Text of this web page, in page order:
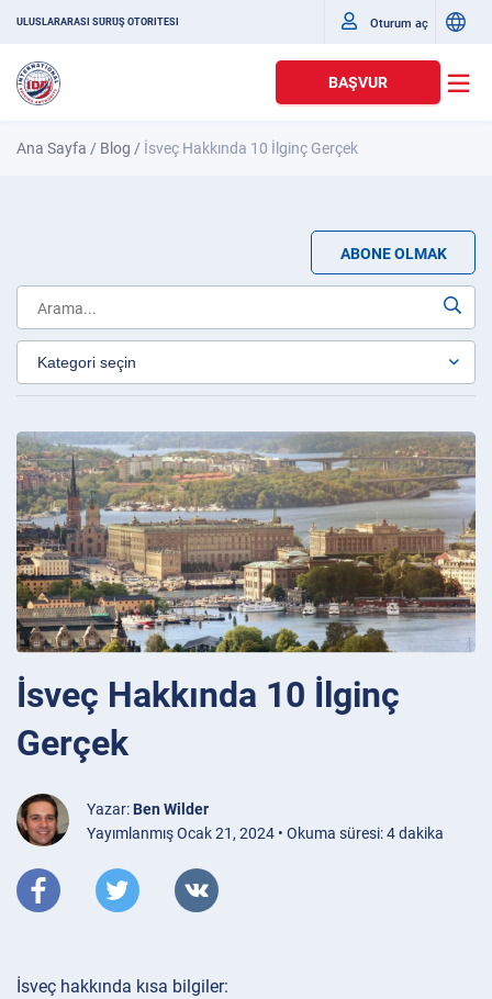
ULUSLARARASI SÜRÜŞ OTORITESI Oturum aç
BAŞVUR
Ana Sayfa / Blog / İsveç Hakkında 10 İlginç Gerçek
ABONE OLMAK
İsveç Hakkında 10 İlginç
Gerçek
Yazar: Ben Wilder
Yayımlanmış Ocak 21, 2024 • Okuma süresi: 4 dakika
İsveç hakkında kısa bilgiler: